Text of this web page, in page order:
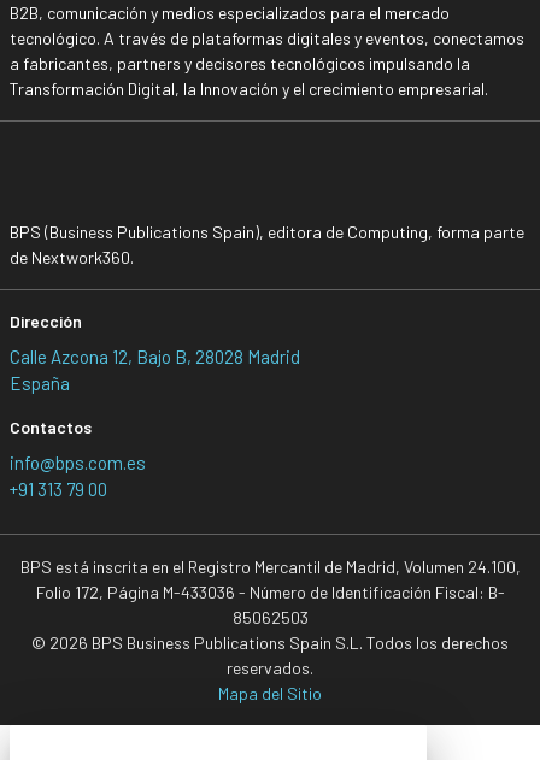
B2B, comunicación y medios especializados para el mercado
tecnológico. A través de plataformas digitales y eventos, conectamos
a fabricantes, partners y decisores tecnológicos impulsando la
Transformación Digital, la Innovación y el crecimiento empresarial.
BPS (Business Publications Spain), editora de Computing, forma parte
de Nextwork360.
Dirección
Calle Azcona 12, Bajo B, 28028 Madrid
España
Contactos
info@bps.com.es
+91 313 79 00
BPS está inscrita en el Registro Mercantil de Madrid, Volumen 24.100,
Folio 172, Página M-433036 - Número de Identificación Fiscal: B-
85062503
© 2026 BPS Business Publications Spain S.L. Todos los derechos
reservados.
Mapa del Sitio